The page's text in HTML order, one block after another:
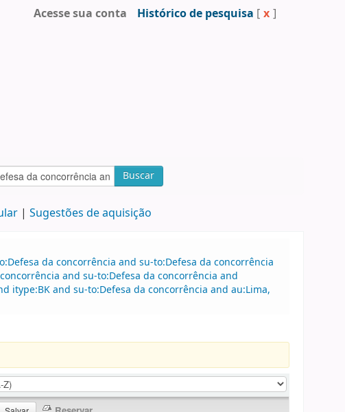
Acesse sua conta Histórico de pesquisa [ x ]
Buscar
Sugestões de aquisição
da concorrência and su-to:Defesa da concorrência
and su-to:Defesa da concorrência and
itype:BK and su-to:Defesa da concorrência and au:Lima,